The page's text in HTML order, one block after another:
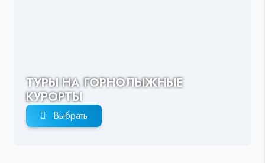
ТУРЫ НА ГОРНОЛЫЖНЫЕ
КУРОРТЫ
Выбрать